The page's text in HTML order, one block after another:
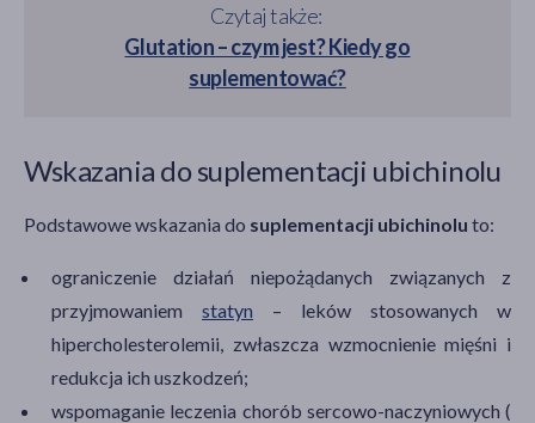
Czytaj także:
Glutation – czym jest? Kiedy go
suplementować?
Wskazania do suplementacji ubichinolu
Podstawowe wskazania do suplementacji ubichinolu to:
ograniczenie działań niepożądanych związanych z
przyjmowaniem statyn – leków stosowanych w
hipercholesterolemii, zwłaszcza wzmocnienie mięśni i
redukcja ich uszkodzeń;
wspomaganie leczenia chorób sercowo-naczyniowych (